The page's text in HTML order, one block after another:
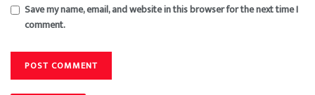
Save my name, email, and website in this browser for the next time I
comment.